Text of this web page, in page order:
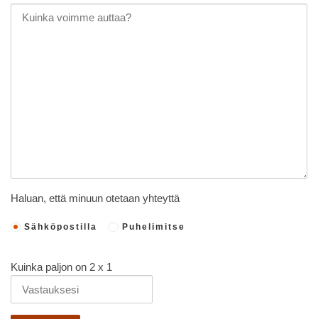
Haluan, että minuun otetaan yhteyttä
Sähköpostilla Puhelimitse
Kuinka paljon on 2 x 1